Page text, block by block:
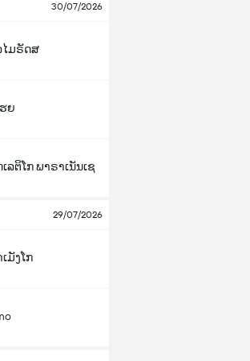
30/07/2026
ໄມຣັດສ
ຍ
ລຕິໂກ ພາຣາເນັນເຊ
29/07/2026
ມັງໂກ